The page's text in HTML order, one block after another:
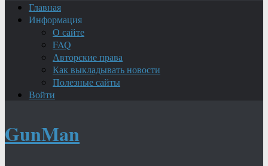
Главная
Информация
О сайте
FAQ
Авторские права
Как выкладывать новости
Полезные сайты
Войти
GunMan